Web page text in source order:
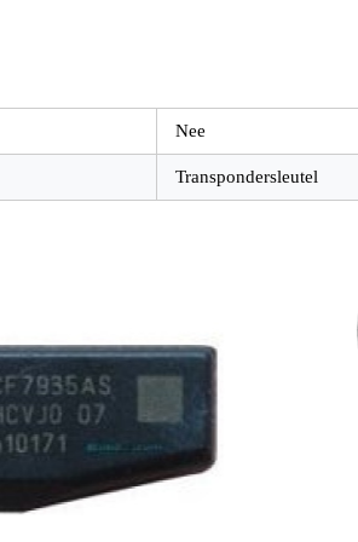
Nee
Transpondersleutel